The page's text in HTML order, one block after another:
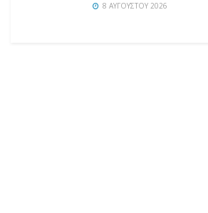
8 ΑΥΓΟΎΣΤΟΥ 2026